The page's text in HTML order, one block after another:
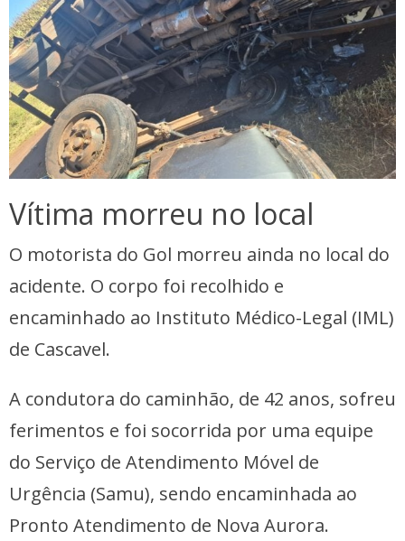
Vítima morreu no local
O motorista do Gol morreu ainda no local do
acidente. O corpo foi recolhido e
encaminhado ao Instituto Médico-Legal (IML)
de Cascavel.
A condutora do caminhão, de 42 anos, sofreu
ferimentos e foi socorrida por uma equipe
do Serviço de Atendimento Móvel de
Urgência (Samu), sendo encaminhada ao
Pronto Atendimento de Nova Aurora.